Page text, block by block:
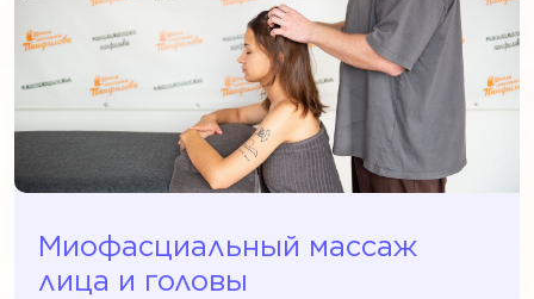
Миофасциальный массаж
лица и головы